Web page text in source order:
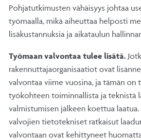
Pohjatutkimusten vähäisyys johtaa
työmaalla, mikä aiheuttaa helposti
lisäkustannuksia ja aikataulun
Työmaan valvontaa tulee lisätä.
rakennuttajaorganisaatiot ovat
valvontaa viime vuosina, ja tämän
työkohteen toiminnallista ja teknistä
valmistumisen jälkeen koettua
valvojien tietotekniset ratkaisut
valvontaan ovat kehittyneet